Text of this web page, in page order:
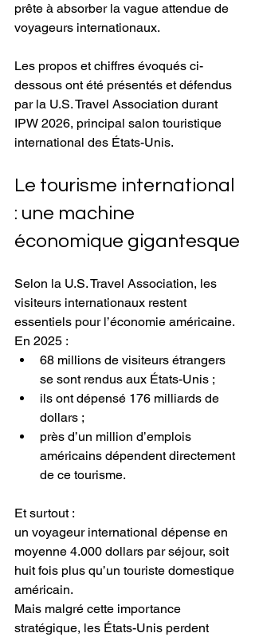
prête à absorber la vague attendue de
voyageurs internationaux.
Les propos et chiffres évoqués ci-
dessous ont été présentés et défendus
par la U.S. Travel Association durant
IPW 2026, principal salon touristique
international des États-Unis.
Le tourisme international
: une machine
économique gigantesque
Selon la U.S. Travel Association, les
visiteurs internationaux restent
essentiels pour l’économie américaine.
En 2025 :
68 millions de visiteurs étrangers
se sont rendus aux États-Unis ;
ils ont dépensé 176 milliards de
dollars ;
près d’un million d’emplois
américains dépendent directement
de ce tourisme.
Et surtout :
un voyageur international dépense en
moyenne 4.000 dollars par séjour, soit
huit fois plus qu’un touriste domestique
américain.
Mais malgré cette importance
stratégique, les États-Unis perdent